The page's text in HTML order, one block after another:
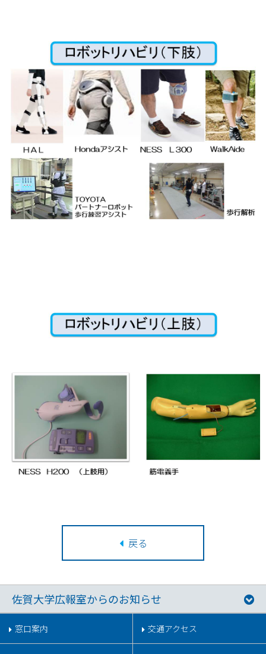
戻る
佐賀大学広報室からのお知らせ
窓口案内 交通アクセス